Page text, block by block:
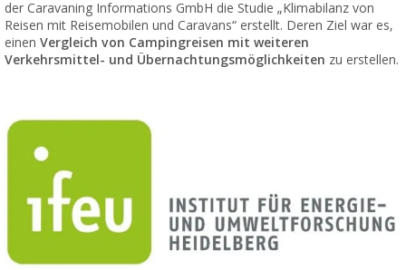
der Caravaning Informations GmbH die Studie „Klimabilanz von
Reisen mit Reisemobilen und Caravans“ erstellt. Deren Ziel war es,
einen Vergleich von Campingreisen mit weiteren
Verkehrsmittel- und Übernachtungsmöglichkeiten zu erstellen.